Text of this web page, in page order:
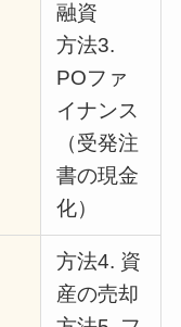
融資
方法3.
POファ
イナンス
（受発注
書の現金
化）
方法4. 資
産の売却